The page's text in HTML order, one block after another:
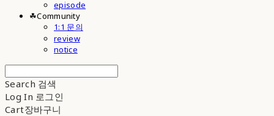
episode
☘︎Community
1:1 문의
review
notice
Search 검색
Log In 로그인
Cart장바구니